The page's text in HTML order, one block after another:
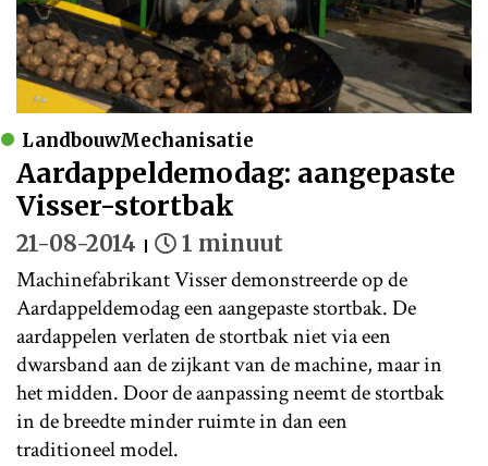
LandbouwMechanisatie
Aardappeldemodag: aangepaste
Visser-stortbak
21-08-2014 1 minuut
Machinefabrikant Visser demonstreerde op de
Aardappeldemodag een aangepaste stortbak. De
aardappelen verlaten de stortbak niet via een
dwarsband aan de zijkant van de machine, maar in
het midden. Door de aanpassing neemt de stortbak
in de breedte minder ruimte in dan een
traditioneel model.